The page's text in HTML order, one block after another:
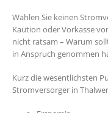
Wählen Sie keinen
Kaution oder Vorkasse
nicht ratsam – Warum
in Anspruch genommen
Kurz die wesentlichsten
Stromversorger in